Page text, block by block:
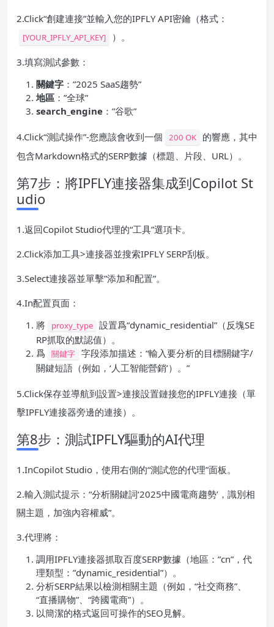
2.Click“創建連接”並輸入您的IPFLY API密鑰（格式：
[YOUR_IPFLY_API_KEY] ）。
3.填寫測試參數：
關鍵字 ：”2025 SaaS趨勢”
地區 ：”全球”
search_engine ：”谷歌”
4.Click“測試操作”-您應該會收到一個 200 OK
的響應，其中
包含Markdown格式的SERP數據（標題、片段、URL）。
第7步：將IPFLY連接器集成到Copilot St
udio
1.返回Copilot Studio代理的“工具”選項卡。
2.Click添加工具>連接器並搜索IPFLY SERP刮板。
3.Select連接器並單擊”添加和配置”。
4.In配置頁面：
將
proxy_type 設置爲“dynamic_residential”（反塊SE
RP抓取的默認值）。
爲
關鍵字 字段添加描述：“輸入要分析的目標關鍵字/
關鍵短語（例如，‘人工智能營銷’）。”
5.Click保存並導航到設置>連接設置鏈接您的IPFLY連接（單
擊IPFLY連接器旁邊的連接）。
第8步：測試IPFLY驅動的AI代理
1.InCopilot Studio，使用右側的“測試您的代理”面板。
2.輸入測試提示：“分析關鍵詞‘2025中國電商趨勢’，識別相
關主題，加強內容權威”。
3.代理將：
調用IPFLY連接器抓取百度SERP數據（地區：”cn”，代
理類型：”dynamic_residential”）。
分析SERP結果以檢測相關主題（例如，“社交商務”、
“直播購物”、“跨國電商”）。
以簡潔的格式返回可操作的SEO見解。